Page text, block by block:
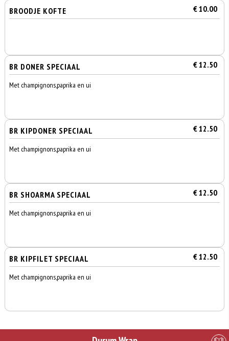
BROODJE KOFTE € 10.00
BR DONER SPECIAAL € 12.50
Met champignons,paprika en ui
BR KIPDONER SPECIAAL € 12.50
Met champignons,paprika en ui
BR SHOARMA SPECIAAL € 12.50
Met champignons,paprika en ui
BR KIPFILET SPECIAAL € 12.50
Met champignons,paprika en ui